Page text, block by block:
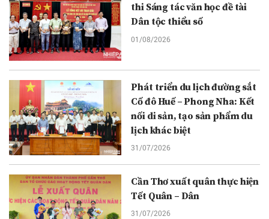
thi Sáng tác văn học đề tài
Dân tộc thiểu số
01/08/2026
Phát triển du lịch đường sắt
Cố đô Huế – Phong Nha: Kết
nối di sản, tạo sản phẩm du
lịch khác biệt
31/07/2026
Cần Thơ xuất quân thực hiện
Tết Quân – Dân
31/07/2026